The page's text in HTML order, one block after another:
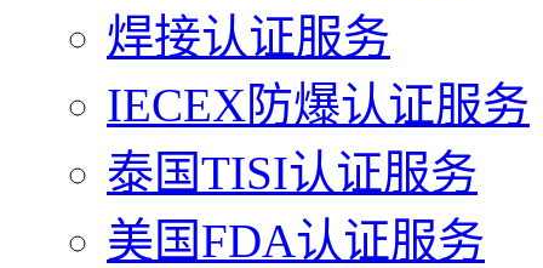
焊接认证服务
IECEX防爆认证服务
泰国TISI认证服务
美国FDA认证服务